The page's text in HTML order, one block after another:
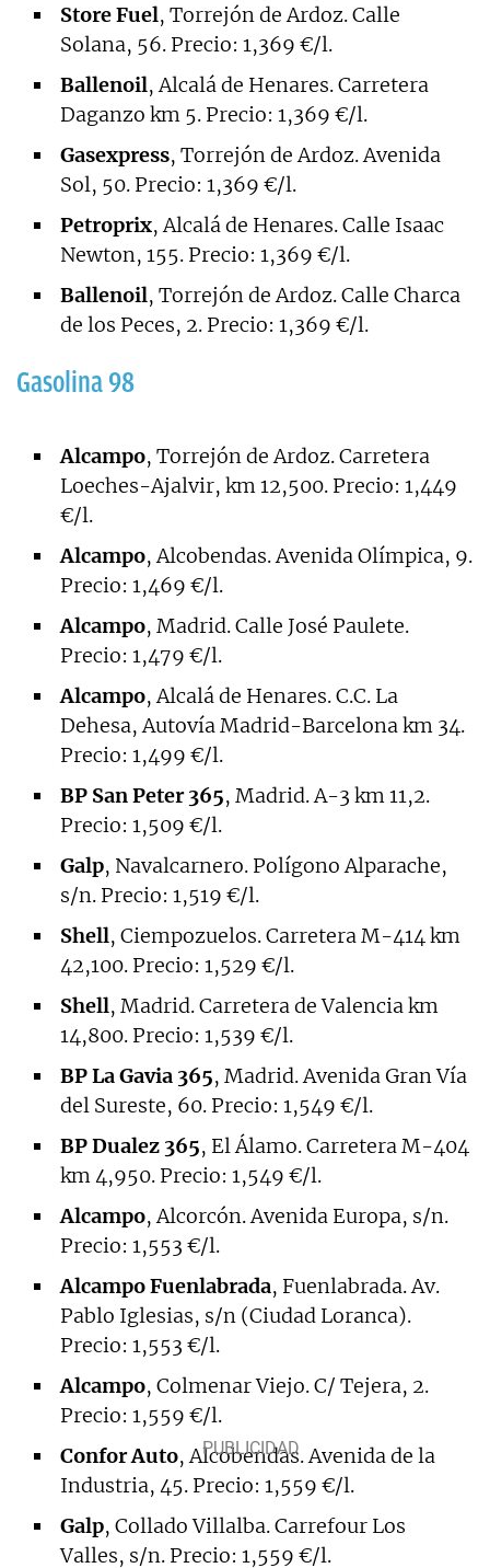
Store Fuel, Torrejón de Ardoz. Calle
Solana, 56. Precio: 1,369 €/l.
Ballenoil, Alcalá de Henares. Carretera
Daganzo km 5. Precio: 1,369 €/l.
Gasexpress, Torrejón de Ardoz. Avenida
Sol, 50. Precio: 1,369 €/l.
Petroprix, Alcalá de Henares. Calle Isaac
Newton, 155. Precio: 1,369 €/l.
Ballenoil, Torrejón de Ardoz. Calle Charca
de los Peces, 2. Precio: 1,369 €/l.
Gasolina 98
Alcampo, Torrejón de Ardoz. Carretera
Loeches-Ajalvir, km 12,500. Precio: 1,449
€/l.
Alcampo, Alcobendas. Avenida Olímpica, 9.
Precio: 1,469 €/l.
Alcampo, Madrid. Calle José Paulete.
Precio: 1,479 €/l.
Alcampo, Alcalá de Henares. C.C. La
Dehesa, Autovía Madrid-Barcelona km 34.
Precio: 1,499 €/l.
BP San Peter 365, Madrid. A-3 km 11,2.
Precio: 1,509 €/l.
Galp, Navalcarnero. Polígono Alparache,
s/n. Precio: 1,519 €/l.
Shell, Ciempozuelos. Carretera M-414 km
42,100. Precio: 1,529 €/l.
Shell, Madrid. Carretera de Valencia km
14,800. Precio: 1,539 €/l.
BP La Gavia 365, Madrid. Avenida Gran Vía
del Sureste, 60. Precio: 1,549 €/l.
BP Dualez 365, El Álamo. Carretera M-404
km 4,950. Precio: 1,549 €/l.
Alcampo, Alcorcón. Avenida Europa, s/n.
Precio: 1,553 €/l.
Alcampo Fuenlabrada, Fuenlabrada. Av.
Pablo Iglesias, s/n (Ciudad Loranca).
Precio: 1,553 €/l.
Alcampo, Colmenar Viejo. C/ Tejera, 2.
Precio: 1,559 €/l.
Confor Auto, Alcobendas. Avenida de la
Industria, 45. Precio: 1,559 €/l.
Galp, Collado Villalba. Carrefour Los
Valles, s/n. Precio: 1,559 €/l.